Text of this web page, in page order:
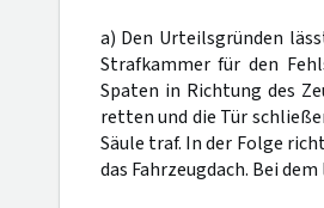
a) Den Urteilsgründen
Strafkammer für den
Spaten in Richtung des
retten und die Tür
Säule traf. In der Folge
das Fahrzeugdach. Bei